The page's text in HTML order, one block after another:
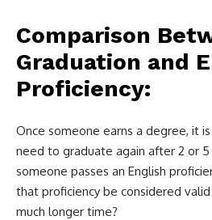
Comparison
Graduation and
Proficiency:
Once someone earns a degree, it
need to graduate again after 2 or 5
someone passes an English
that proficiency be considered
much longer time?